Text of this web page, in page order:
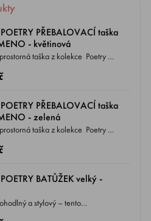
PŘEBALOVACÍ taška
- květinová
taška z kolekce Poetry –
kabelka pro maminku nebo taška
PŘEBALOVACÍ taška
- zelená
taška z kolekce Poetry –
kabelka pro maminku nebo taška
BATŮŽEK velký -
a stylový – tento
batoh je navržený tak, aby vám